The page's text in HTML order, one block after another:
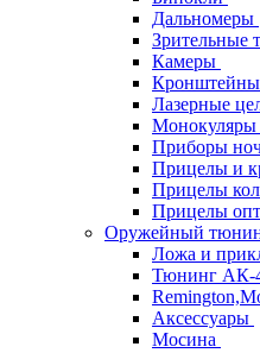
Дальномеры
Зрительные
Камеры
Кронштейны
Лазерные
Монокуляры
Приборы
Прицелы и
Прицелы
Прицелы
Оружейный
Ложа и
Тюнинг АК-
Аксессуары
Мосина